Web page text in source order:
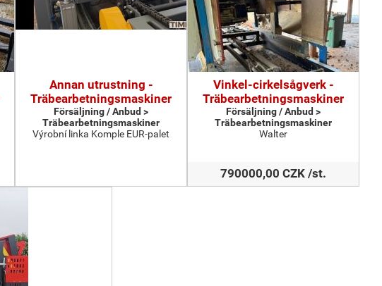
Annan utrustning -
Träbearbetningsmaskiner
Försäljning / Anbud >
Träbearbetningsmaskiner
Výrobní linka Komple EUR-palet
Vinkel-cirkelsågverk -
Träbearbetningsmaskiner
Försäljning / Anbud >
Träbearbetningsmaskiner
Walter
790000,00 CZK /st.